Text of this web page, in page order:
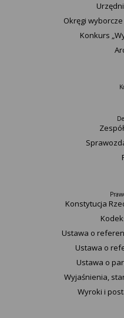
Okręgi
Konkurs
Konstytucja
Ustawa o
Ustawa o
Ustawa o
Wyjaśnienia,
Wyroki i